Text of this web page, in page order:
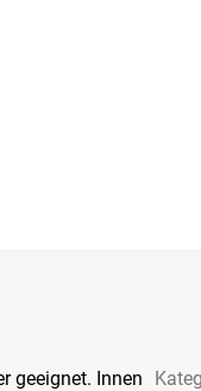
geeignet. Innen